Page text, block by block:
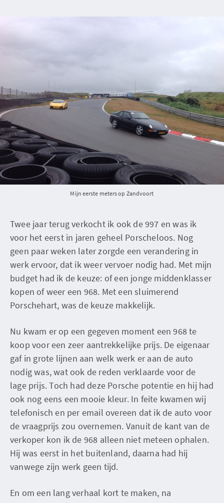
Mijn eerste meters op Zandvoort
Twee jaar terug verkocht ik ook de 997 en was ik
voor het eerst in jaren geheel Porscheloos. Nog
geen paar weken later zorgde een verandering in
werk ervoor, dat ik weer vervoer nodig had. Met mijn
budget had ik de keuze: of een jonge middenklasser
kopen of weer een 968. Met een sluimerend
Porschehart, was de keuze makkelijk.
Nu kwam er op een gegeven moment een 968 te
koop voor een zeer aantrekkelijke prijs. De eigenaar
gaf in grote lijnen aan welk werk er aan de auto
nodig was, wat ook de reden verklaarde voor de
lage prijs. Toch had deze Porsche potentie en hij had
ook nog eens een mooie kleur. In feite kwamen wij
telefonisch en per email overeen dat ik de auto voor
de vraagprijs zou overnemen. Vanuit de kant van de
verkoper kon ik de 968 alleen niet meteen ophalen.
Hij was eerst in het buitenland, daarna had hij
vanwege zijn werk geen tijd.
En om een lang verhaal kort te maken, na